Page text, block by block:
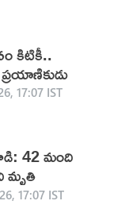
కిటికీ..
17:07 IST
42 మంది
మృతి
17:07 IST